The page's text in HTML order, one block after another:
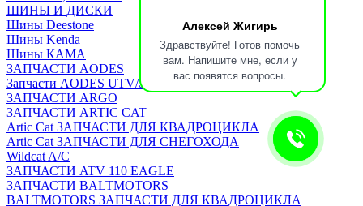
Алексей Жигирь
Здравствуйте! Готов помочь
вам. Напишите мне, если у
вас появятся вопросы.
ШИНЫ И ДИСКИ
Шины Deestone
Шины Kenda
Шины КАМА
ЗАПЧАСТИ AODES
Запчасти AODES UTV/SSV
ЗАПЧАСТИ ARGO
ЗАПЧАСТИ ARTIC CAT
Artic Cat ЗАПЧАСТИ ДЛЯ КВАДРОЦИКЛА
Artic Cat ЗАПЧАСТИ ДЛЯ СНЕГОХОДА
Wildcat A/C
ЗАПЧАСТИ ATV 110 EAGLE
ЗАПЧАСТИ BALTMOTORS
BALTMOTORS ЗАПЧАСТИ ДЛЯ КВАДРОЦИКЛА